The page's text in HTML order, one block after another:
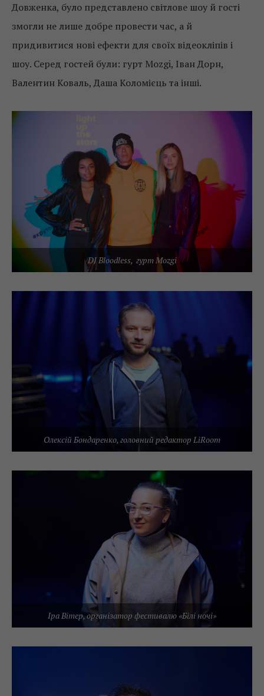
Довженка, було представлено світлове шоу й гості
змогли не лише добре провести час, а й
придивитися нові ефекти для своїх відеокліпів і
шоу. Серед гостей були: гурт Mozgi, Іван Дорн,
Валентин Коваль, Даша Коломієць та інші.
DJ Bloodless, гурт Mozgi
Олексій Бондаренко, головний редактор LiRoom
Іра Вітер, організатор фестивалю «Білі ночі»